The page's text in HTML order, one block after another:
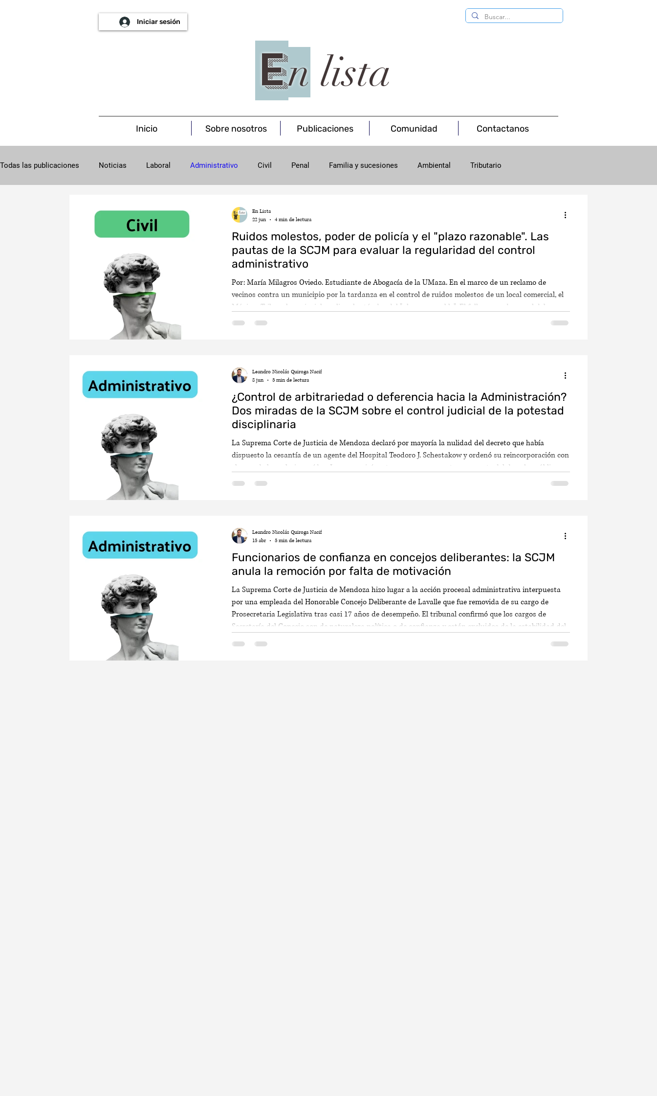
En lista
Iniciar sesión
Inicio Sobre nosotros Publicaciones Comunidad Contactanos
Todas las publicaciones Noticias Laboral Administrativo Civil Penal Familia y sucesiones Ambiental Tributario
Ruidos molestos, poder de policía y el "plazo razonable". Las
pautas de la SCJM para evaluar la regularidad del control
administrativo
Por: María Milagros Oviedo. Estudiante de Abogacía de la UMaza. En el marco de un reclamo de
vecinos contra un municipio por la tardanza en el control de ruidos molestos de un local comercial, el
Máximo Tribunal provincial analiza el estándar del "plazo razonable". El fallo recuerda que el deber
genérico de proveer seguridad no convierte al Estado en un asegurador universal frente a los ilícitos de
En Lista
22 jun
4 min de lectura
¿Control de arbitrariedad o deferencia hacia la Administración?
Dos miradas de la SCJM sobre el control judicial de la potestad
disciplinaria
La Suprema Corte de Justicia de Mendoza declaró por mayoría la nulidad del decreto que había
dispuesto la cesantía de un agente del Hospital Teodoro J. Schestakow y ordenó su reincorporación con
el pago de los salarios caídos. La causa giró en torno a una pregunta recurrente del derecho público:
hasta dónde puede el juez revisar la sanción que la Administración impone a sus agentes en ejercicio
Leandro Nicolás Quiroga Nacif
8 jun
5 min de lectura
Funcionarios de confianza en concejos deliberantes: la SCJM
anula la remoción por falta de motivación
La Suprema Corte de Justicia de Mendoza hizo lugar a la acción procesal administrativa interpuesta
por una empleada del Honorable Concejo Deliberante de Lavalle que fue removida de su cargo de
Prosecretaria Legislativa tras casi 17 años de desempeño. El tribunal confirmó que los cargos de
Secretaría del Concejo son de naturaleza política o de confianza y están excluidos de la estabilidad del
Leandro Nicolás Quiroga Nacif
15 abr
5 min de lectura